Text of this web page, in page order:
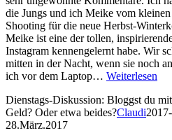
die Jungs und ich Meike vom
Shooting für die neue Herbst-
Meike ist eine der tollen,
Instagram kennengelernt habe. Wir
mitten in der Nacht, wenn sie noch
ich vor dem Laptop… Weiterlesen
Dienstags-Diskussion: Bloggst du
Geld? Oder etwa beides?Claudi
28.März.2017